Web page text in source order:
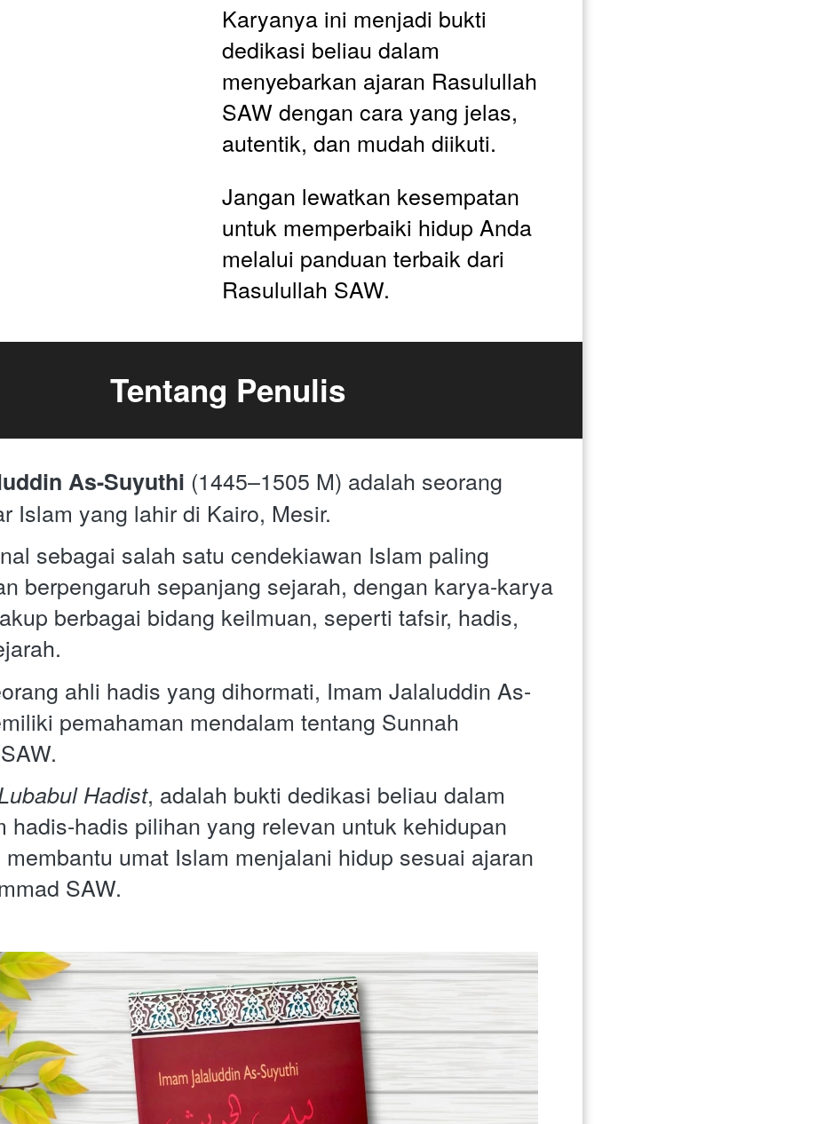
Karyanya ini menjadi bukti
dedikasi beliau dalam
menyebarkan ajaran Rasulullah
SAW dengan cara yang jelas,
autentik, dan mudah diikuti.
Jangan lewatkan kesempatan
untuk memperbaiki hidup Anda
melalui panduan terbaik dari
Rasulullah SAW.
Tentang Penulis
As-Suyuthi (1445–1505 M) adalah seorang
Islam yang lahir di Kairo, Mesir.
sebagai salah satu cendekiawan Islam paling
berpengaruh sepanjang sejarah, dengan karya-karya
berbagai bidang keilmuan, seperti tafsir, hadis,
ahli hadis yang dihormati, Imam Jalaluddin As-
pemahaman mendalam tentang Sunnah
Hadist, adalah bukti dedikasi beliau dalam
hadis-hadis pilihan yang relevan untuk kehidupan
umat Islam menjalani hidup sesuai ajaran
SAW.